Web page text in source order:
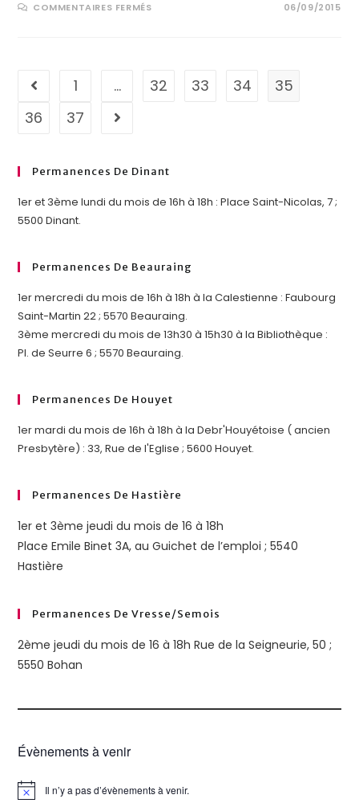
COMMENTAIRES FERMÉS 06/09/2015
1 … 32 33 34
35
36
37
Permanences De Dinant
1er et 3ème lundi du mois de 16h à 18h : Place Saint-Nicolas, 7 ;
5500 Dinant.
Permanences De Beauraing
1er mercredi du mois de 16h à 18h à la Calestienne : Faubourg
Saint-Martin 22 ; 5570 Beauraing.
3ème mercredi du mois de 13h30 à 15h30 à la Bibliothèque :
Pl. de Seurre 6 ; 5570 Beauraing.
Permanences De Houyet
1er mardi du mois de 16h à 18h à la Debr'Houyétoise ( ancien
Presbytère) : 33, Rue de l'Eglise ; 5600 Houyet.
Permanences De Hastière
1er et 3ème jeudi du mois de 16 à 18h
Place Emile Binet 3A, au Guichet de l’emploi ; 5540
Hastière
Permanences De Vresse/semois
2ème jeudi du mois de 16 à 18h Rue de la Seigneurie, 50 ;
5550 Bohan
Évènements à venir
N
Il n’y a pas d’évènements à venir.